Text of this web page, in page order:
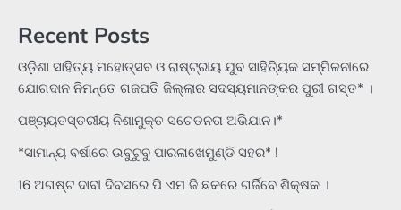
Recent Posts
ଓଡ଼ିଶା ସାହିତ୍ୟ ମହୋତ୍ସବ ଓ ରାଷ୍ଟ୍ରୀୟ ଯୁବ ସାହିତ୍ୟିକ ସମ୍ମିଳନୀରେ
ଯୋଗଦାନ ନିମନ୍ତେ ଗଜପତି ଜିଲ୍ଲାର ସଦସ୍ୟମାନଙ୍କର ପୁରୀ ଗସ୍ତ* ।
ପଞ୍ଚାୟତସ୍ତରୀୟ ନିଶାମୁକ୍ତ ସଚେତନତା ଅଭିଯାନ।*
*ସାମାନ୍ୟ ବର୍ଷାରେ ଉବୁଟୁବୁ ପାରଳାଖେମୁଣ୍ଡି ସହର* !
16 ଅଗଷ୍ଟ ଦାବୀ ଦିବସରେ ପି ଏମ ଜି ଛକରେ ଗର୍ଜିବେ ଶିକ୍ଷକ ।